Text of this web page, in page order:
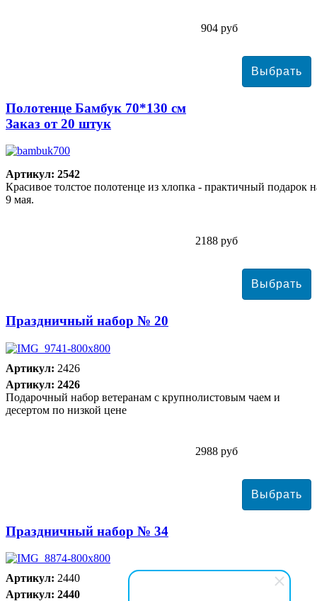
904 руб
Полотенце Бамбук 70*130 см
Заказ от 20 штук
Артикул: 2542
Красивое толстое полотенце из хлопка - практичный подарок
9 мая.
2188 руб
Праздничный набор № 20
Артикул: 2426
Артикул: 2426
Подарочный набор ветеранам с крупнолистовым чаем и
десертом по низкой цене
2988 руб
Праздничный набор № 34
Артикул: 2440
Артикул: 2440